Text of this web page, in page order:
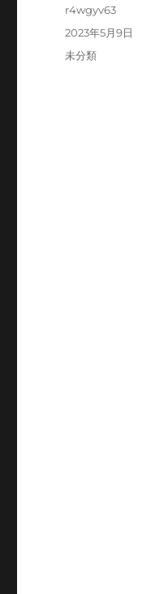
Author
r4wgyv63
Posted
on
2023年5月9日
Categories
未分類